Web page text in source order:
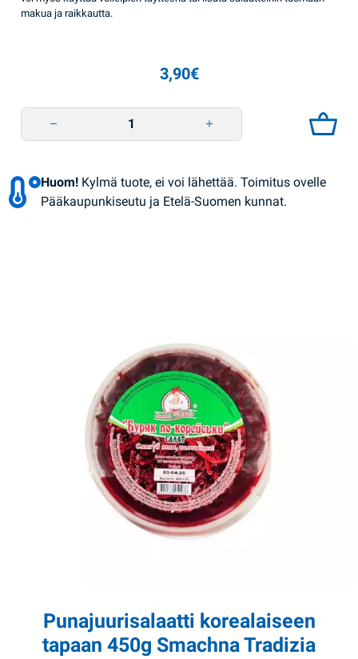
makua ja raikkautta.
3,90€
Marinoitu keräkaali 450 g Smachna Tradizia quantity
Huom! Kylmä tuote, ei voi lähettää. Toimitus ovelle
Pääkaupunkiseutu ja Etelä-Suomen kunnat.
Punajuurisalaatti korealaiseen
tapaan 450g Smachna Tradizia